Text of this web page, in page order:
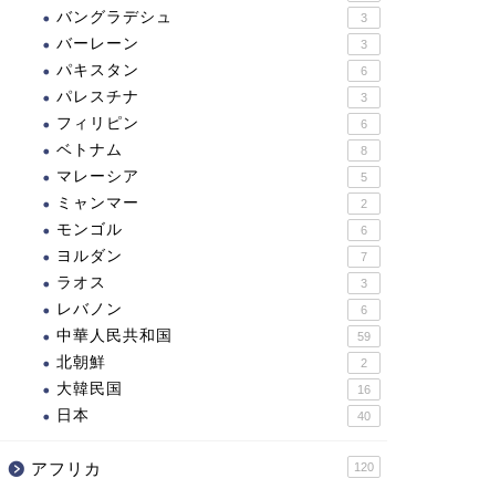
バングラデシュ 3
バーレーン 3
パキスタン 6
パレスチナ 3
フィリピン 6
ベトナム 8
マレーシア 5
ミャンマー 2
モンゴル 6
ヨルダン 7
ラオス 3
レバノン 6
中華人民共和国 59
北朝鮮 2
大韓民国 16
日本 40
アフリカ 120